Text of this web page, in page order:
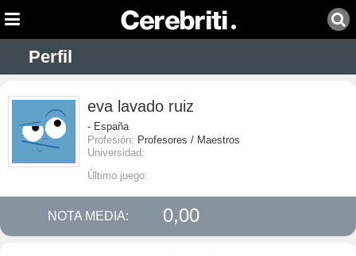
Perfil
eva lavado ruiz
- España
Profesión: Profesores / Maestros
Universidad:
Último juego:
NOTA MEDIA: 0,00